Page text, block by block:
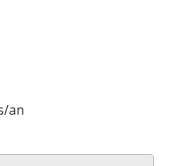
an